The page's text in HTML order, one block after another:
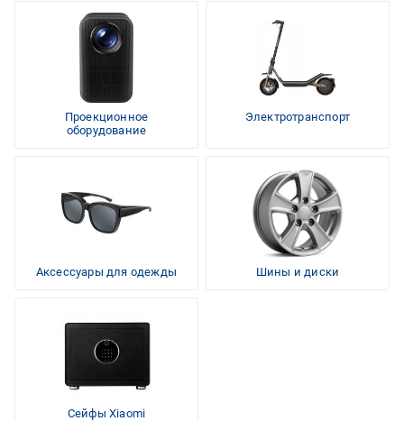
Проекционное
оборудование
Электротранспорт
Аксессуары для одежды Шины и диски
Сейфы Xiaomi